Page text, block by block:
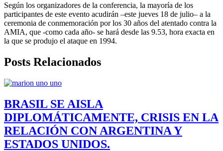
Según los organizadores de la conferencia, la mayoría de los
participantes de este evento acudirán –este jueves 18 de julio– a la
ceremonia de conmemoración por los 30 años del atentado contra la
AMIA, que -como cada año- se hará desde las 9.53, hora exacta en
la que se produjo el ataque en 1994.
Posts Relacionados
BRASIL SE AISLA
DIPLOMÁTICAMENTE, CRISIS EN LA
RELACIÓN CON ARGENTINA Y
ESTADOS UNIDOS.